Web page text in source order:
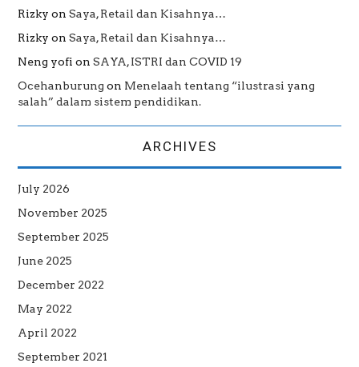
Rizky onSaya, Retail dan Kisahnya…
Rizky onSaya, Retail dan Kisahnya…
Neng yofi onSAYA, ISTRI dan COVID 19
Ocehanburung on Menelaah tentang “ilustrasi yang
salah” dalam sistem pendidikan.
ARCHIVES
July 2026
November 2025
September 2025
June 2025
December 2022
May 2022
April 2022
September 2021